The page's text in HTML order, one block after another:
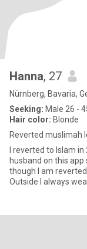
Hanna, 27
Nürnberg, Bavaria,
Seeking: Male 26 -
Hair color: Blonde
Reverted muslimah
I reverted to Islam
husband on this app
though I am
Outside I always